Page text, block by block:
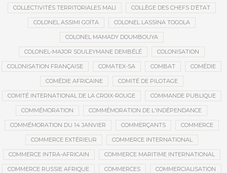
COLLECTIVITÉS TERRITORIALES MALI COLLÈGE DES CHEFS D’ÉTAT
COLONEL ASSIMI GOÏTA COLONEL LASSINA TOGOLA
COLONEL MAMADY DOUMBOUYA
COLONEL-MAJOR SOULEYMANE DEMBÉLÉ COLONISATION
COLONISATION FRANÇAISE COMATEX-SA COMBAT COMÉDIE
COMÉDIE AFRICAINE COMITÉ DE PILOTAGE
COMITÉ INTERNATIONAL DE LA CROIX-ROUGE COMMANDE PUBLIQUE
COMMÉMORATION COMMÉMORATION DE L'INDÉPENDANCE
COMMÉMORATION DU 14 JANVIER COMMERÇANTS COMMERCE
COMMERCE EXTÉRIEUR COMMERCE INTERNATIONAL
COMMERCE INTRA-AFRICAIN COMMERCE MARITIME INTERNATIONAL
COMMERCE RUSSIE AFRIQUE COMMERCES COMMERCIALISATION